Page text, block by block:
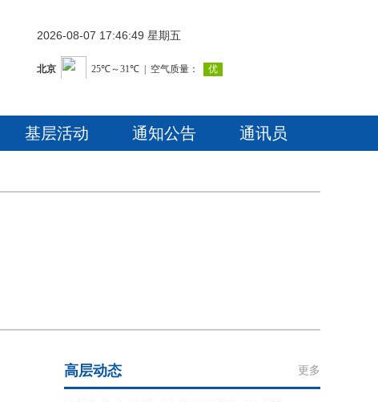
2026-08-07 17:46:49 星期五
基层活动 通知公告 通讯员
高层动态 更多